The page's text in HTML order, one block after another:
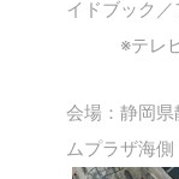
イドブック
※テレビ
会場：静岡
ムプラザ海